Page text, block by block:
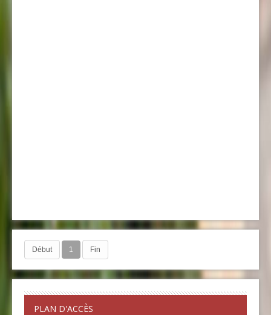
Début 1 Fin
PLAN D'ACCÈS